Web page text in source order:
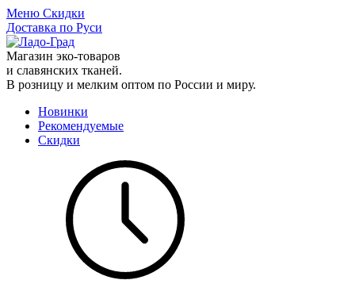
Меню Скидки
Доставка по Руси
Магазин эко-товаров
и славянских тканей.
В розницу и мелким оптом по России и миру.
Новинки
Рекомендуемые
Скидки